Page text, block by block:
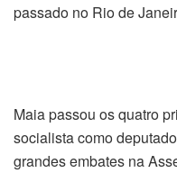
passado no Rio de
Maia passou os quatro
socialista como
grandes embates na